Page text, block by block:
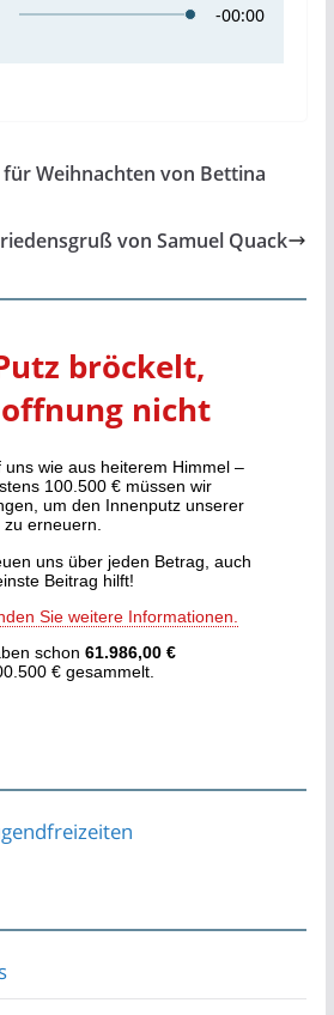
für Weihnachten von Bettina
von Samuel Quack